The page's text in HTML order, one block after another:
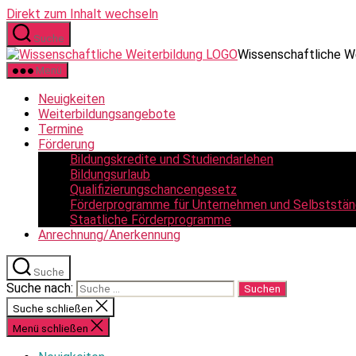
Direkt zum Inhalt wechseln
Suche
Wissenschaftliche
Menü
Neuigkeiten
Weiterbildungsangebote
Termine
Förderung
Bildungskredite und Studiendarlehen
Bildungsurlaub
Qualifizierungschancengesetz
Förderprogramme für Unternehmen und
Staatliche Förderprogramme
Anrechnung/Anerkennung
Suche
Suche nach:
Suche schließen
Menü schließen